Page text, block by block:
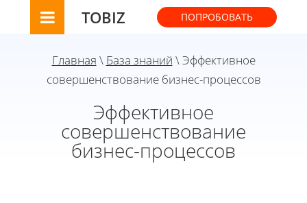
TOBIZ ПОПРОБОВАТЬ
Главная \ База знаний \ Эффективное
совершенствование бизнес-процессов
Эффективное
совершенствование
бизнес-процессов